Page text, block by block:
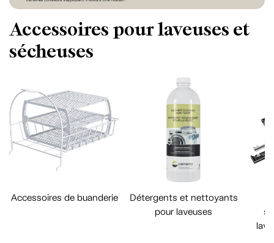
Accessoires pour laveuses et
sécheuses
Accessoires de buanderie
Détergents et nettoyants
pour laveuses